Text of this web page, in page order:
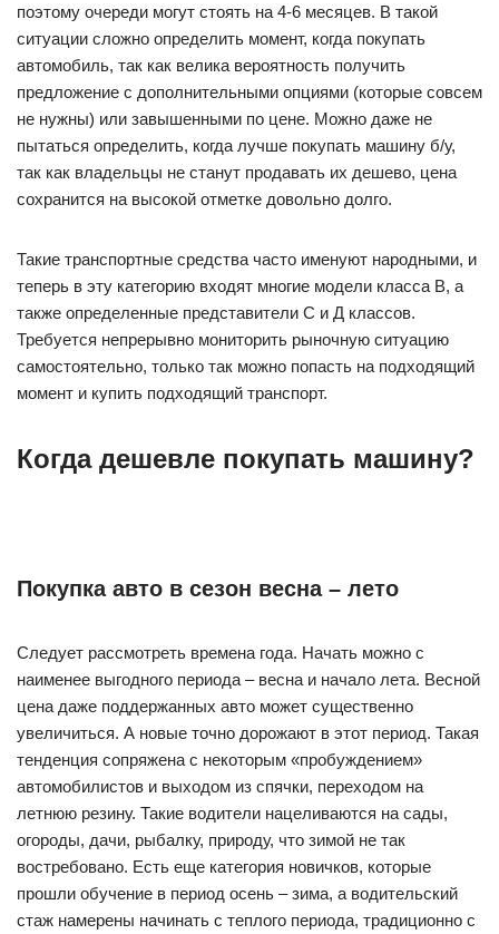
поэтому очереди могут стоять на 4-6 месяцев. В такой
ситуации сложно определить момент, когда покупать
автомобиль, так как велика вероятность получить
предложение с дополнительными опциями (которые совсем
не нужны) или завышенными по цене. Можно даже не
пытаться определить, когда лучше покупать машину б/у,
так как владельцы не станут продавать их дешево, цена
сохранится на высокой отметке довольно долго.
Такие транспортные средства часто именуют народными, и
теперь в эту категорию входят многие модели класса В, а
также определенные представители С и Д классов.
Требуется непрерывно мониторить рыночную ситуацию
самостоятельно, только так можно попасть на подходящий
момент и купить подходящий транспорт.
Когда дешевле покупать машину?
Покупка авто в сезон весна – лето
Следует рассмотреть времена года. Начать можно с
наименее выгодного периода – весна и начало лета. Весной
цена даже поддержанных авто может существенно
увеличиться. А новые точно дорожают в этот период. Такая
тенденция сопряжена с некоторым «пробуждением»
автомобилистов и выходом из спячки, переходом на
летнюю резину. Такие водители нацеливаются на сады,
огороды, дачи, рыбалку, природу, что зимой не так
востребовано. Есть еще категория новичков, которые
прошли обучение в период осень – зима, а водительский
стаж намерены начинать с теплого периода, традиционно с